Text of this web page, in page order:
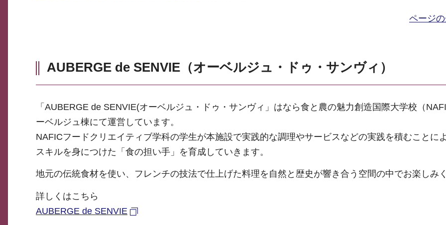
ページ
AUBERGE de SENVIE（オーベルジュ・ドゥ・サンヴィ）
「AUBERGE de SENVIE(オーベルジュ・ドゥ・サンヴィ」はなら食と農の魅力創造国際大学校（
ーベルジュ棟にて運営しています。
NAFICフードクリエイティブ学科の学生が本施設で実践的な調理やサービスなどの実践を積むことに
スキルを身につけた「食の担い手」を育成していきます。
地元の伝統食材を使い、フレンチの技法で仕上げた料理を自然と歴史が響き合う空間の中でお楽しみく
詳しくはこちら
AUBERGE de SENVIE